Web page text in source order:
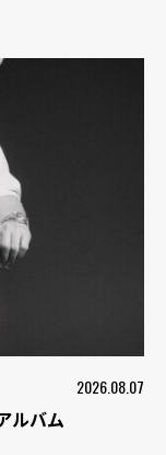
2026.08.07
ルバム